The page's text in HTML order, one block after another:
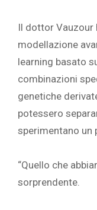
Il dottor Vauzour
modellazione
learning basato
combinazioni
genetiche
potessero
sperimentano un
“Quello che
sorprendente.